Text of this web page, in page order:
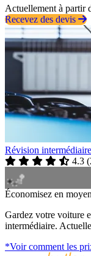
Actuellement à partir
Recevez des devis
Révision intermédiaire
4.3 (
Économisez en
Gardez votre voiture
intermédiaire.
*Voir comment les